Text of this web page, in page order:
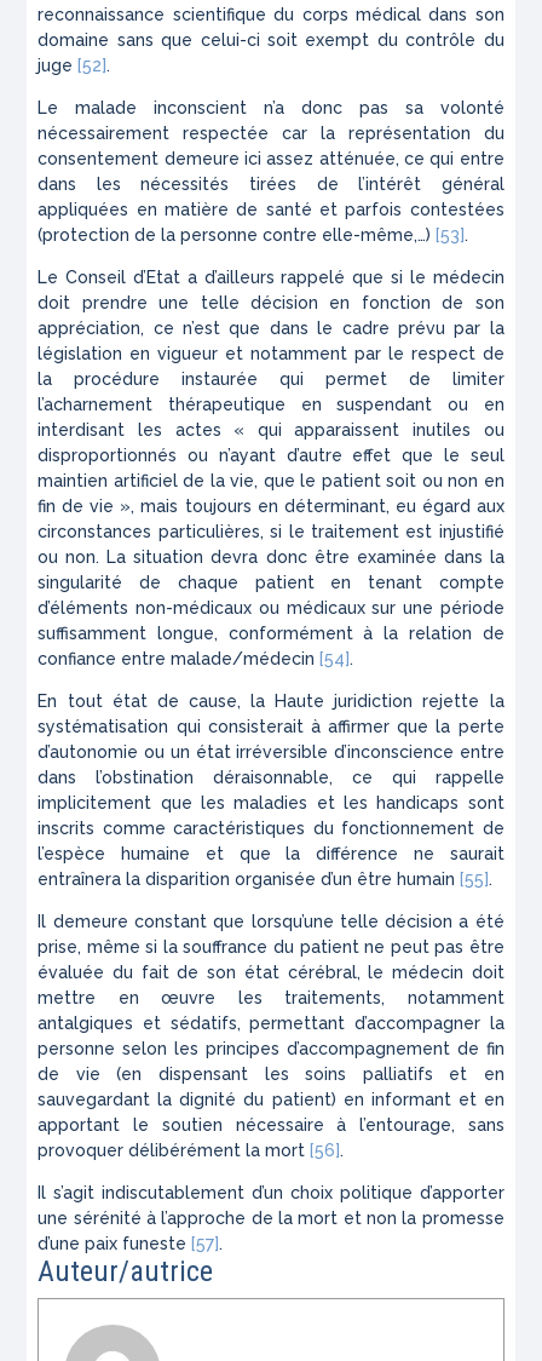
reconnaissance scientifique du corps médical dans son
domaine sans que celui-ci soit exempt du contrôle du
juge [52].
Le malade inconscient n’a donc pas sa volonté
nécessairement respectée car la représentation du
consentement demeure ici assez atténuée, ce qui entre
dans les nécessités tirées de l’intérêt général
appliquées en matière de santé et parfois contestées
(protection de la personne contre elle-même,…) [53].
Le Conseil d’Etat a d’ailleurs rappelé que si le médecin
doit prendre une telle décision en fonction de son
appréciation, ce n’est que dans le cadre prévu par la
législation en vigueur et notamment par le respect de
la procédure instaurée qui permet de limiter
l’acharnement thérapeutique en suspendant ou en
interdisant les actes « qui apparaissent inutiles ou
disproportionnés ou n’ayant d’autre effet que le seul
maintien artificiel de la vie, que le patient soit ou non en
fin de vie », mais toujours en déterminant, eu égard aux
circonstances particulières, si le traitement est injustifié
ou non. La situation devra donc être examinée dans la
singularité de chaque patient en tenant compte
d’éléments non-médicaux ou médicaux sur une période
suffisamment longue, conformément à la relation de
confiance entre malade/médecin [54].
En tout état de cause, la Haute juridiction rejette la
systématisation qui consisterait à affirmer que la perte
d’autonomie ou un état irréversible d’inconscience entre
dans l’obstination déraisonnable, ce qui rappelle
implicitement que les maladies et les handicaps sont
inscrits comme caractéristiques du fonctionnement de
l’espèce humaine et que la différence ne saurait
entraînera la disparition organisée d’un être humain [55].
Il demeure constant que lorsqu’une telle décision a été
prise, même si la souffrance du patient ne peut pas être
évaluée du fait de son état cérébral, le médecin doit
mettre en œuvre les traitements, notamment
antalgiques et sédatifs, permettant d’accompagner la
personne selon les principes d’accompagnement de fin
de vie (en dispensant les soins palliatifs et en
sauvegardant la dignité du patient) en informant et en
apportant le soutien nécessaire à l’entourage, sans
provoquer délibérément la mort [56].
Il s’agit indiscutablement d’un choix politique d’apporter
une sérénité à l’approche de la mort et non la promesse
d’une paix funeste [57].
Auteur/autrice